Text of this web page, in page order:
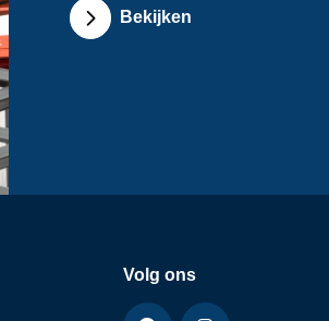
Bekijken
Volg ons